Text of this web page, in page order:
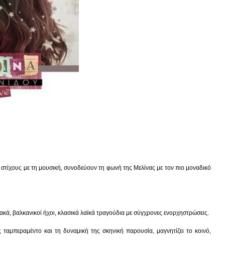
με τη μουσική, συνοδεύουν τη φωνή της Μελίνας με τον πιο μοναδικό
βαλκανικοί ήχοι, κλασικά λαϊκά τραγούδια με σύγχρονες ενορχηστρώσεις.
και τη δυναμική της σκηνική παρουσία, μαγνητίζει το κοινό,